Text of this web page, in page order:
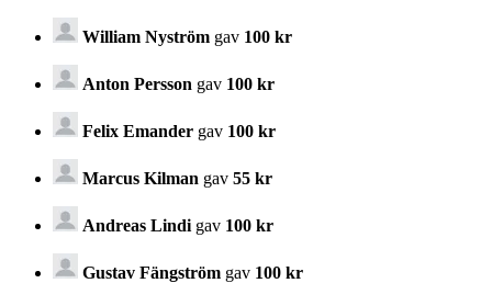
William Nyström gav 100 kr
Anton Persson gav 100 kr
Felix Emander gav 100 kr
Marcus Kilman gav 55 kr
Andreas Lindi gav 100 kr
Gustav Fängström gav 100 kr